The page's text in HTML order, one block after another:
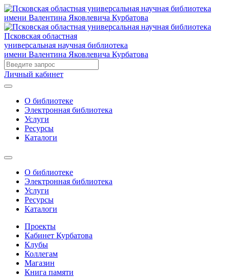
Псковская областная
универсальная научная библиотека
имени Валентина Яковлевича Курбатова
Личный кабинет
О библиотеке
Электронная библиотека
Услуги
Ресурсы
Каталоги
О библиотеке
Электронная библиотека
Услуги
Ресурсы
Каталоги
Проекты
Кабинет Курбатова
Клубы
Коллегам
Магазин
Книга памяти